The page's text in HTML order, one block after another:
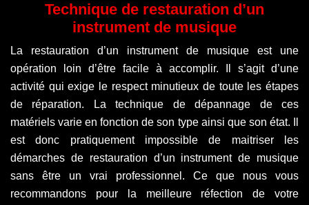
Technique de restauration d’un
instrument de musique
La restauration d’un instrument de musique est une
opération loin d’être facile à accomplir. Il s’agit d’une
activité qui exige le respect minutieux de toute les étapes
de réparation. La technique de dépannage de ces
matériels varie en fonction de son type ainsi que son état. Il
est donc pratiquement impossible de maitriser les
démarches de restauration d’un instrument de musique
sans être un vrai professionnel. Ce que nous vous
recommandons pour la meilleure réfection de votre